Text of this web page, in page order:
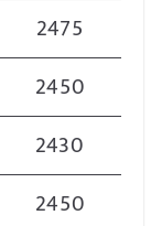
2475
2450
2430
2450